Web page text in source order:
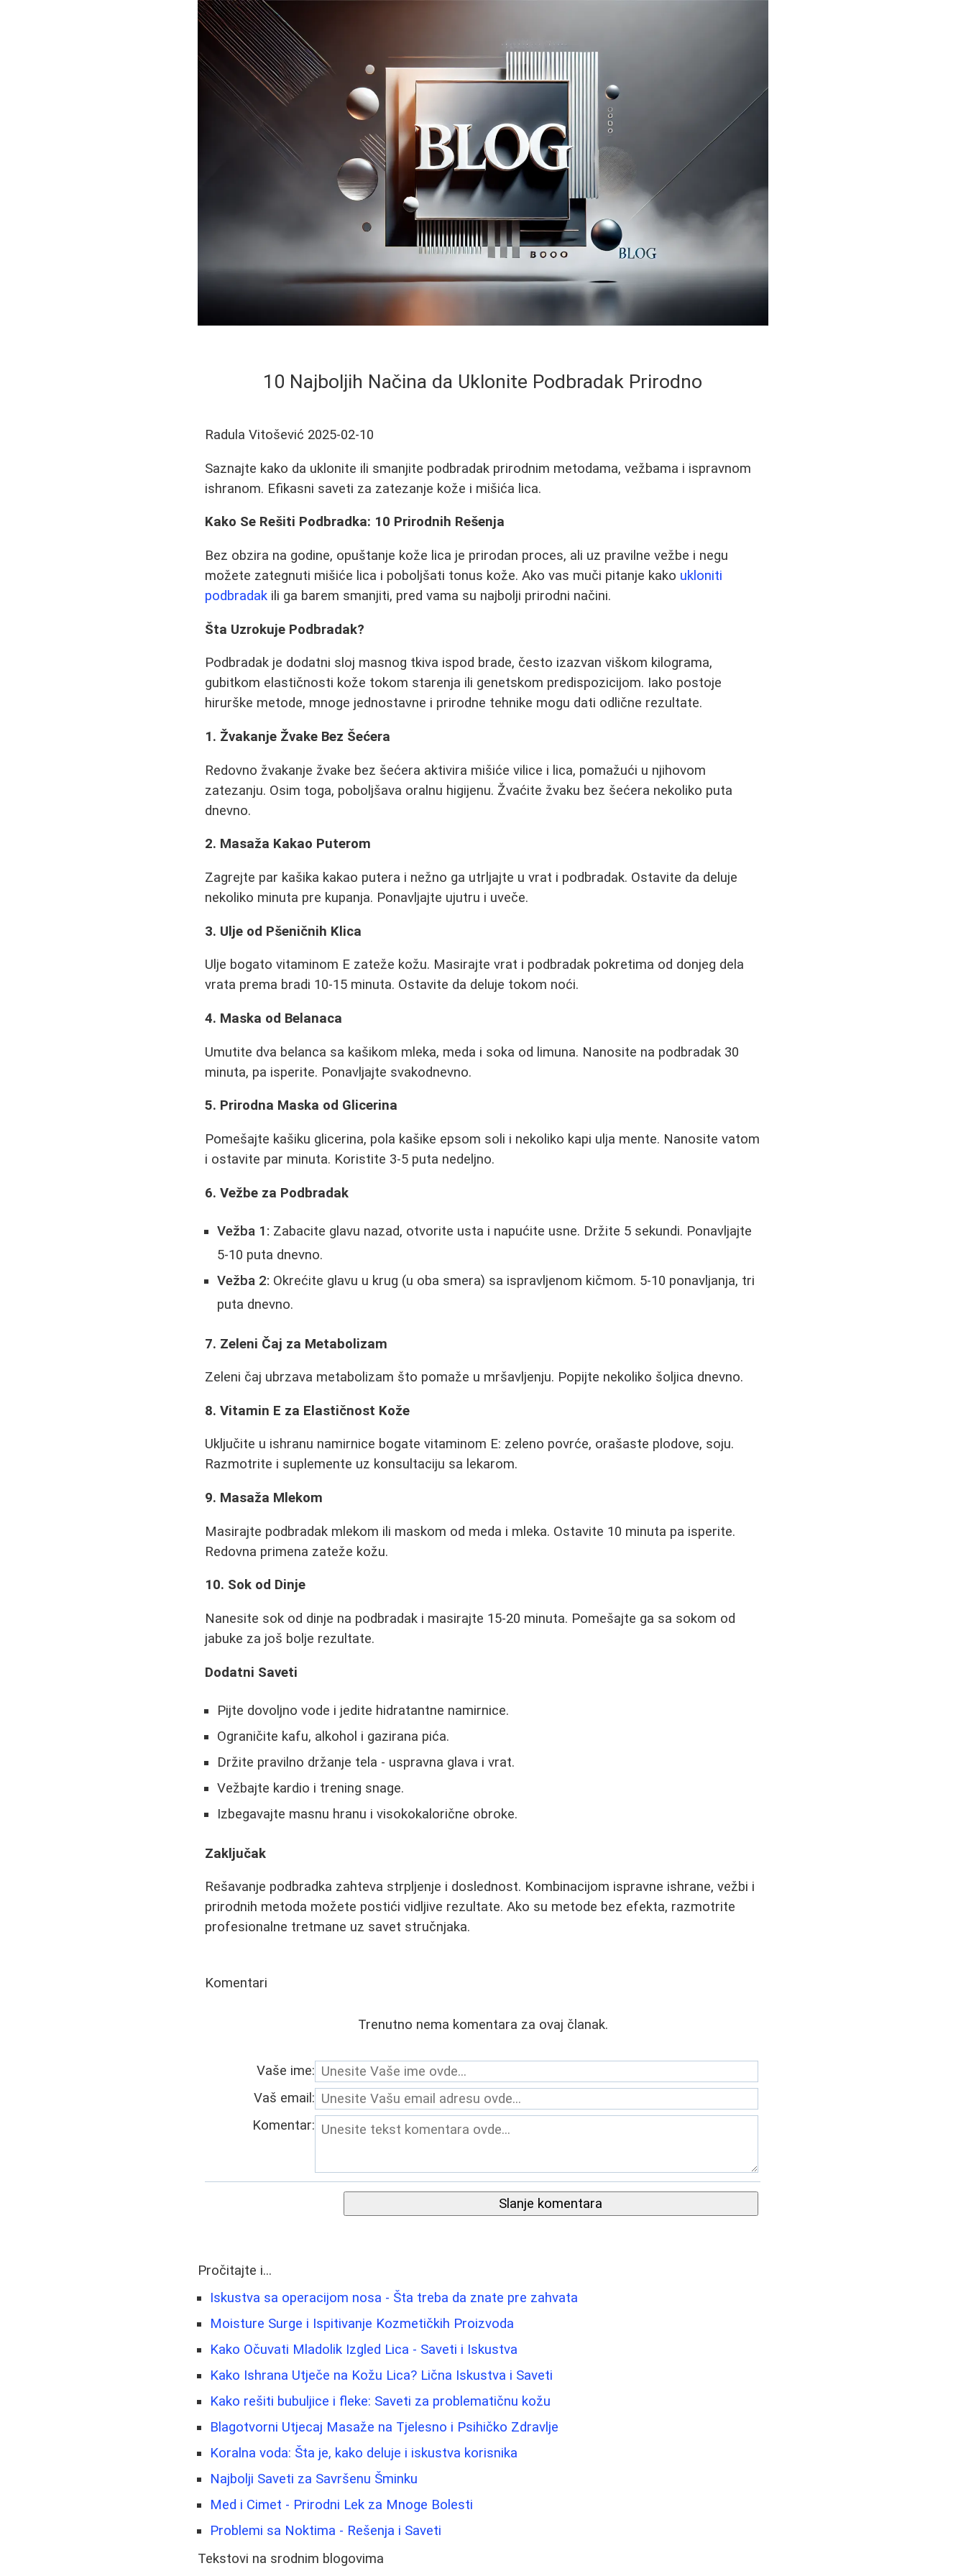
10 Najboljih Načina da Uklonite Podbradak Prirodno
Radula Vitošević 2025-02-10
Saznajte kako da uklonite ili smanjite podbradak prirodnim metodama, vežbama i ispravnom
ishranom. Efikasni saveti za zatezanje kože i mišića lica.
Kako Se Rešiti Podbradka: 10 Prirodnih Rešenja
Bez obzira na godine, opuštanje kože lica je prirodan proces, ali uz pravilne vežbe i negu
možete zategnuti mišiće lica i poboljšati tonus kože. Ako vas muči pitanje kako ukloniti
podbradak ili ga barem smanjiti, pred vama su najbolji prirodni načini.
Šta Uzrokuje Podbradak?
Podbradak je dodatni sloj masnog tkiva ispod brade, često izazvan viškom kilograma,
gubitkom elastičnosti kože tokom starenja ili genetskom predispozicijom. Iako postoje
hirurške metode, mnoge jednostavne i prirodne tehnike mogu dati odlične rezultate.
1. Žvakanje Žvake Bez Šećera
Redovno žvakanje žvake bez šećera aktivira mišiće vilice i lica, pomažući u njihovom
zatezanju. Osim toga, poboljšava oralnu higijenu. Žvaćite žvaku bez šećera nekoliko puta
dnevno.
2. Masaža Kakao Puterom
Zagrejte par kašika kakao putera i nežno ga utrljajte u vrat i podbradak. Ostavite da deluje
nekoliko minuta pre kupanja. Ponavljajte ujutru i uveče.
3. Ulje od Pšeničnih Klica
Ulje bogato vitaminom E zateže kožu. Masirajte vrat i podbradak pokretima od donjeg dela
vrata prema bradi 10-15 minuta. Ostavite da deluje tokom noći.
4. Maska od Belanaca
Umutite dva belanca sa kašikom mleka, meda i soka od limuna. Nanosite na podbradak 30
minuta, pa isperite. Ponavljajte svakodnevno.
5. Prirodna Maska od Glicerina
Pomešajte kašiku glicerina, pola kašike epsom soli i nekoliko kapi ulja mente. Nanosite vatom
i ostavite par minuta. Koristite 3-5 puta nedeljno.
6. Vežbe za Podbradak
Vežba 1: Zabacite glavu nazad, otvorite usta i napućite usne. Držite 5 sekundi. Ponavljajte
5-10 puta dnevno.
Vežba 2: Okrećite glavu u krug (u oba smera) sa ispravljenom kičmom. 5-10 ponavljanja, tri
puta dnevno.
7. Zeleni Čaj za Metabolizam
Zeleni čaj ubrzava metabolizam što pomaže u mršavljenju. Popijte nekoliko šoljica dnevno.
8. Vitamin E za Elastičnost Kože
Uključite u ishranu namirnice bogate vitaminom E: zeleno povrće, orašaste plodove, soju.
Razmotrite i suplemente uz konsultaciju sa lekarom.
9. Masaža Mlekom
Masirajte podbradak mlekom ili maskom od meda i mleka. Ostavite 10 minuta pa isperite.
Redovna primena zateže kožu.
10. Sok od Dinje
Nanesite sok od dinje na podbradak i masirajte 15-20 minuta. Pomešajte ga sa sokom od
jabuke za još bolje rezultate.
Dodatni Saveti
Pijte dovoljno vode i jedite hidratantne namirnice.
Ograničite kafu, alkohol i gazirana pića.
Držite pravilno držanje tela - uspravna glava i vrat.
Vežbajte kardio i trening snage.
Izbegavajte masnu hranu i visokokalorične obroke.
Zaključak
Rešavanje podbradka zahteva strpljenje i doslednost. Kombinacijom ispravne ishrane, vežbi i
prirodnih metoda možete postići vidljive rezultate. Ako su metode bez efekta, razmotrite
profesionalne tretmane uz savet stručnjaka.
Komentari
Trenutno nema komentara za ovaj članak.
Vaše ime:
Vaš email:
Komentar:
Slanje komentara
Pročitajte i...
Iskustva sa operacijom nosa - Šta treba da znate pre zahvata
Moisture Surge i Ispitivanje Kozmetičkih Proizvoda
Kako Očuvati Mladolik Izgled Lica - Saveti i Iskustva
Kako Ishrana Utječe na Kožu Lica? Lična Iskustva i Saveti
Kako rešiti bubuljice i fleke: Saveti za problematičnu kožu
Blagotvorni Utjecaj Masaže na Tjelesno i Psihičko Zdravlje
Koralna voda: Šta je, kako deluje i iskustva korisnika
Najbolji Saveti za Savršenu Šminku
Med i Cimet - Prirodni Lek za Mnoge Bolesti
Problemi sa Noktima - Rešenja i Saveti
Tekstovi na srodnim blogovima